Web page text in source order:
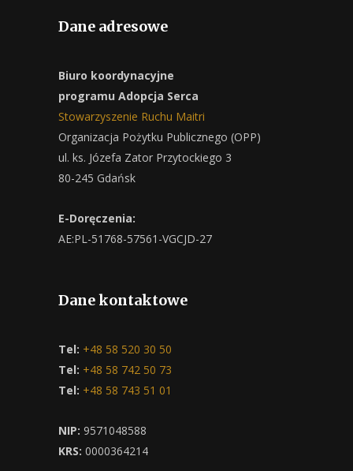
Dane adresowe
Biuro koordynacyjne
programu Adopcja Serca
Stowarzyszenie Ruchu Maitri
Organizacja Pożytku Publicznego (OPP)
ul. ks. Józefa Zator Przytockiego 3
80-245 Gdańsk
E-Doręczenia:
AE:PL-51768-57561-VGCJD-27
Dane kontaktowe
Tel: +48 58 520 30 50
Tel: +48 58 742 50 73
Tel: +48 58 743 51 01
NIP: 9571048588
KRS: 0000364214